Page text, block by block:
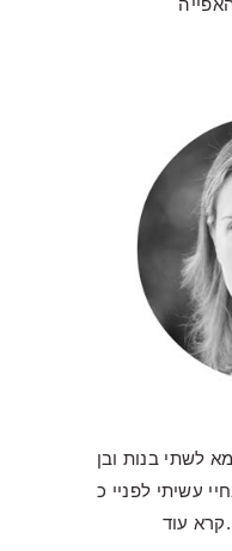
לשתי בנות ובן
עשיתי לפניי כ
קרא עוד